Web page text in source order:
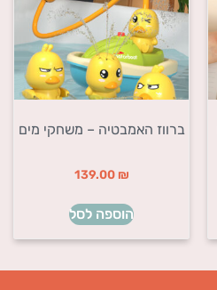
ברווז האמבטיה – משחקי מים
139.00 ₪
הוספה לסל